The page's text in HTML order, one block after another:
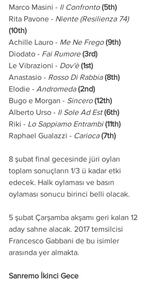
Marco Masini - Il Confronto (5th)
Rita Pavone - Niente (Resilienza 74)
(10th)
Achille Lauro - Me Ne Frego (9th)
Diodato - Fai Rumore (3rd)
Le Vibrazioni - Dov'è (1st)
Anastasio - Rosso Di Rabbia (8th)
Elodie - Andromeda (2nd)
Bugo e Morgan - Sincero (12th)
Alberto Urso - Il Sole Ad Est (6th)
Riki - Lo Sappiamo Entrambi (11th)
Raphael Gualazzi - Carioca (7th)
8 şubat final gecesinde jüri oyları
toplam sonuçların 1/3 ü kadar etki
edecek. Halk oylaması ve basın
oylaması sonucu birinci belli olacak.
5 şubat Çarşamba akşamı geri kalan 12
aday sahne alacak. 2017 temsilcisi
Francesco Gabbani de bu isimler
arasında yer almakta.
Sanremo İkinci Gece